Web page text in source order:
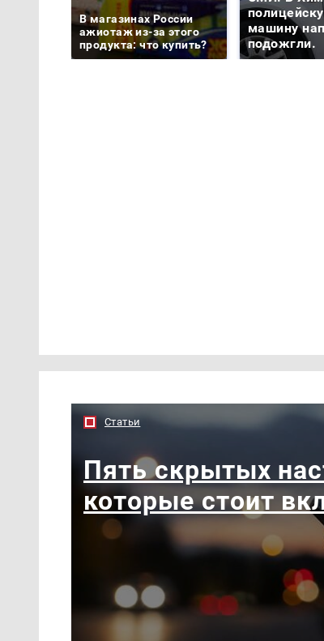
В магазинах России
ажиотаж из-за этого
продукта: что купить?
машину
подожгли.
Статьи
Пять скрытых
которые стоит